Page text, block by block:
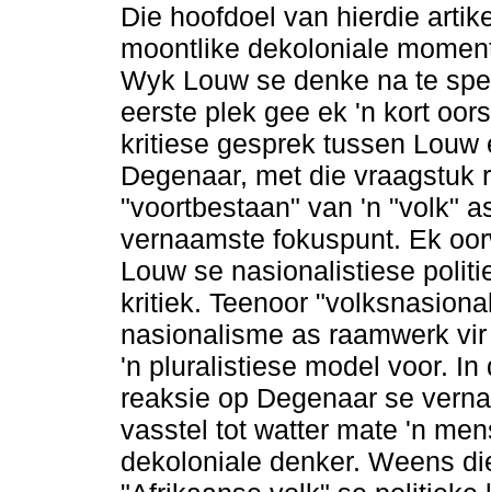
Die hoofdoel van hierdie
moontlike dekoloniale
Wyk Louw se denke na te
eerste plek gee ek 'n kort
kritiese gesprek tussen Louw
Degenaar, met die vraagstuk
"voortbestaan" van 'n "volk"
vernaamste fokuspunt. Ek
Louw se nasionalistiese
kritiek. Teenoor
nasionalisme as raamwerk
'n pluralistiese model voor.
reaksie op Degenaar se
vasstel tot watter mate 'n
dekoloniale denker. Weens